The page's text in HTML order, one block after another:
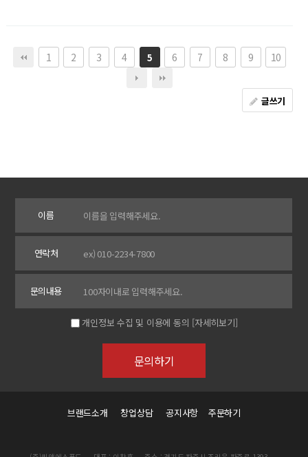
1 2 3 4 5 6 7 8 9 10
글쓰기
이름
연락처
문의내용
개인정보 수집 및 이용에 동의 [자세히보기]
브랜드소개 창업상담 공지사항 주문하기